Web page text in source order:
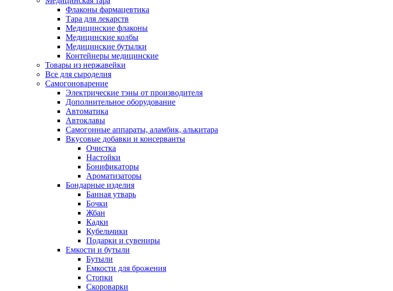
Флаконы фармацевтика
Тара для лекарств
Медицинские флаконы
Медицинские колбы
Медицинские бутылки
Контейнеры медицинские
Товары из нержавейки
Все для сыроделия
Самогоноварение
Электрические тэны от производителя
Дополнительное оборудование
Автоматика
Автоклавы
Самогонные аппараты, аламбик, алькитара
Вкусовые добавки и консерванты
Очистка
Настойки
Бонификаторы
Ароматизаторы
Бондарные изделия
Банная утварь
Бочки
Жбан
Кадки
Кубельчики
Подарки и сувениры
Емкости и бутыли
Бутыли
Емкости для брожения
Стопки
Скороварки